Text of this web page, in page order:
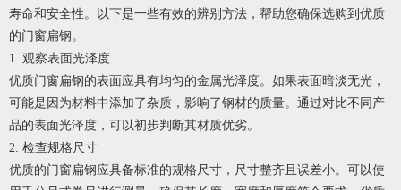
寿命和安全性。以下是一些有效的辨别方法，帮助您确保选购到优质
的门窗扁钢。
1. 观察表面光泽度
优质门窗扁钢的表面应具有均匀的金属光泽度。如果表面暗淡无光，
可能是因为材料中添加了杂质，影响了钢材的质量。通过对比不同产
品的表面光泽度，可以初步判断其材质优劣。
2. 检查规格尺寸
优质的门窗扁钢应具备标准的规格尺寸，尺寸整齐且误差小。可以使